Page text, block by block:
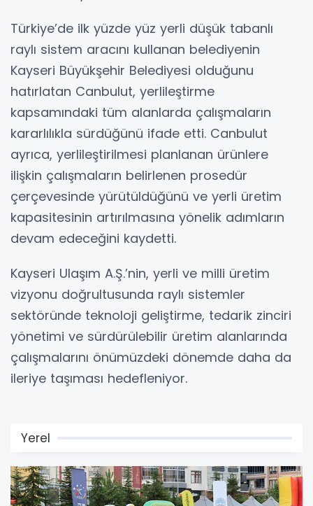
Türkiye’de ilk yüzde yüz yerli düşük tabanlı
raylı sistem aracını kullanan belediyenin
Kayseri Büyükşehir Belediyesi olduğunu
hatırlatan Canbulut, yerlileştirme
kapsamındaki tüm alanlarda çalışmaların
kararlılıkla sürdüğünü ifade etti. Canbulut
ayrıca, yerlileştirilmesi planlanan ürünlere
ilişkin çalışmaların belirlenen prosedür
çerçevesinde yürütüldüğünü ve yerli üretim
kapasitesinin artırılmasına yönelik adımların
devam edeceğini kaydetti.
Kayseri Ulaşım A.Ş.’nin, yerli ve milli üretim
vizyonu doğrultusunda raylı sistemler
sektöründe teknoloji geliştirme, tedarik zinciri
yönetimi ve sürdürülebilir üretim alanlarında
çalışmalarını önümüzdeki dönemde daha da
ileriye taşıması hedefleniyor.
Yerel